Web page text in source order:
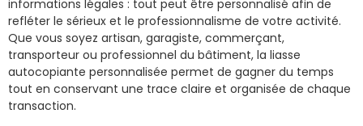
informations légales : tout peut être personnalisé afin de
refléter le sérieux et le professionnalisme de votre activité.
Que vous soyez artisan, garagiste, commerçant,
transporteur ou professionnel du bâtiment, la liasse
autocopiante personnalisée permet de gagner du temps
tout en conservant une trace claire et organisée de chaque
transaction.